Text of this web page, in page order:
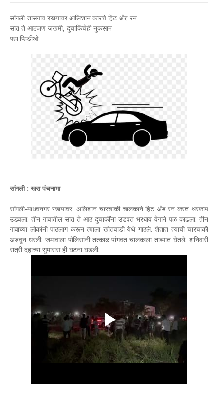
सांगली-तासगाव रस्त्यावर आलिशान कारचे हिट अँड रन
सात ते आठजण जखमी, दुचाकिंचेही नुकसान
पहा व्हिडीओ
सांगली : खरा पंचनामा
सांगली-माधवनगर रस्त्यावर अलिशान चारचाकी चालकाने हिट अँड रन करत थरकाप
उडवला. तीन गावातील सात ते आठ दुचाकींना उडवत भरधाव वेगाने पळ काढला. तीन
गावाच्या लोकांनी पाठलाग करून त्याला खोतवाडी येथे गाठले. शेतात त्याची चारचाकी
अडवून धरली. जमावाला पोलिसांनी तत्काळ पांगवत चालकाला ताब्यात घेतले. शनिवारी
रात्री दहाच्या सुमारास ही घटना घडली.